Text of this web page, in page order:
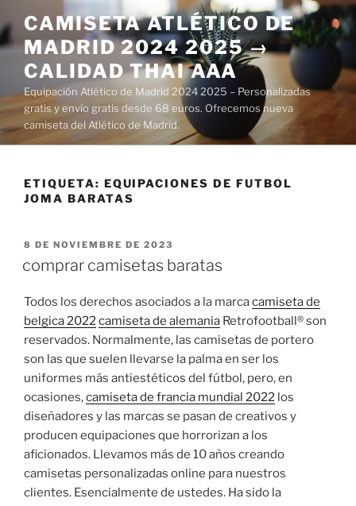
al
contenido
CAMISETA ATLÉTICO DE
MADRID 2024 2025 →
CALIDAD THAI AAA
Equipación Atlético de Madrid 2024 2025 – Personalizadas
gratis y envío gratis desde 68 euros. Ofrecemos nueva
camiseta del Atlético de Madrid.
ETIQUETA: EQUIPACIONES DE FUTBOL
JOMA BARATAS
PUBLICADO
8 DE NOVIEMBRE DE 2023
comprar camisetas baratas
Todos los derechos asociados a la marcacamiseta de
belgica 2022camiseta de alemania Retrofootball® son
reservados. Normalmente, las camisetas de portero
son las que suelen llevarse la palma en ser los
uniformes más antiestéticos del fútbol, pero, en
ocasiones,camiseta de francia mundial 2022 los
diseñadores y las marcas se pasan de creativos y
producen equipaciones que horrorizan a los
aficionados. Llevamos más de 10 años creando
camisetas personalizadas online para nuestros
clientes. Esencialmente de ustedes. Ha sido la